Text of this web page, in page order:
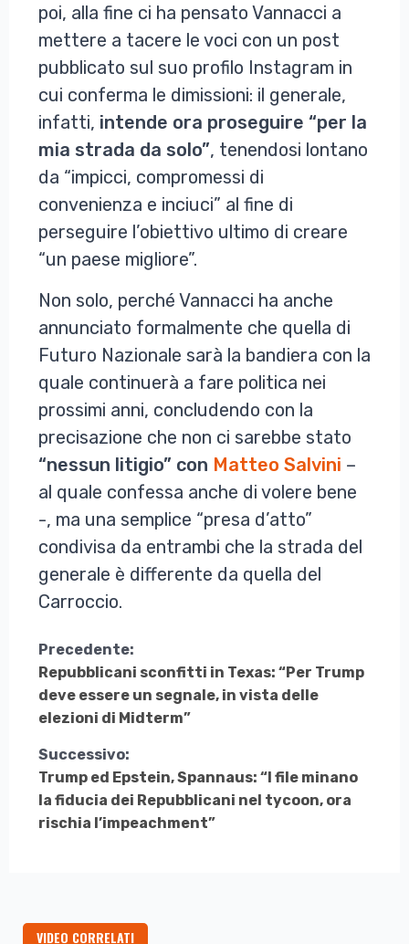
poi, alla fine ci ha pensato Vannacci a
mettere a tacere le voci con un post
pubblicato sul suo profilo Instagram in
cui conferma le dimissioni: il generale,
infatti, intende ora proseguire “per la
mia strada da solo”, tenendosi lontano
da “impicci, compromessi di
convenienza e inciuci” al fine di
perseguire l’obiettivo ultimo di creare
“un paese migliore”.
Non solo, perché Vannacci ha anche
annunciato formalmente che quella di
Futuro Nazionale sarà la bandiera con la
quale continuerà a fare politica nei
prossimi anni, concludendo con la
precisazione che non ci sarebbe stato
“nessun litigio” con Matteo Salvini –
al quale confessa anche di volere bene
-, ma una semplice “presa d’atto”
condivisa da entrambi che la strada del
generale è differente da quella del
Carroccio.
Continua
a
Leggere
Precedente:
Repubblicani sconfitti in Texas: “Per Trump
deve essere un segnale, in vista delle
elezioni di Midterm”
Successivo:
Trump ed Epstein, Spannaus: “I file minano
la fiducia dei Repubblicani nel tycoon, ora
rischia l’impeachment”
VIDEO CORRELATI